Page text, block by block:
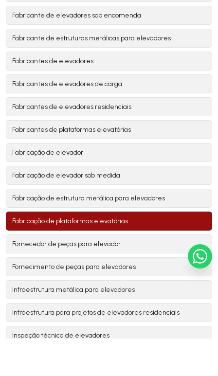
Fabricante de elevadores sob encomenda
Fabricante de estruturas metálicas para elevadores
Fabricantes de elevadores
Fabricantes de elevadores de carga
Fabricantes de elevadores residenciais
Fabricantes de plataformas elevatórias
Fabricação de elevador
Fabricação de elevador sob medida
Fabricação de estrutura metálica para elevadores
Fabricação de plataformas elevatórias
Fornecedor de peças para elevador
Fornecimento de peças para elevadores
Infraestrutura metálica para elevadores
Infraestrutura para projetos de elevadores residenciais
Inspeção técnica de elevadores